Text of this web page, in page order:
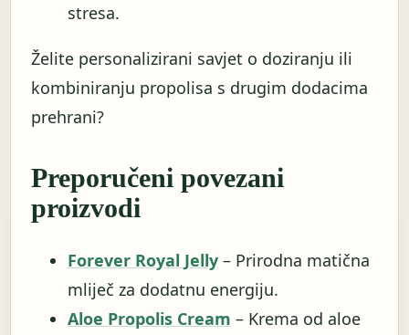
stresa.
Želite personalizirani savjet o doziranju ili
kombiniranju propolisa s drugim dodacima
prehrani?
Preporučeni povezani
proizvodi
Forever Royal Jelly – Prirodna matična
mliječ za dodatnu energiju.
Aloe Propolis Cream – Krema od aloe